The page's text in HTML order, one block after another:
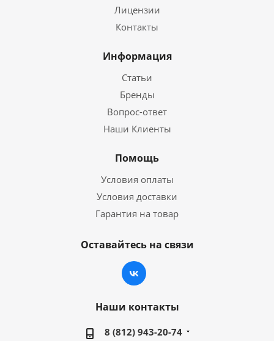
Лицензии
Контакты
Информация
Статьи
Бренды
Вопрос-ответ
Наши Клиенты
Помощь
Условия оплаты
Условия доставки
Гарантия на товар
Оставайтесь на связи
Наши контакты
8 (812) 943-20-74